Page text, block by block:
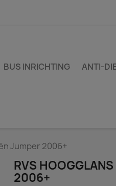
BUS INRICHTING ANTI-
Jumper 2006+
RVS
2006+